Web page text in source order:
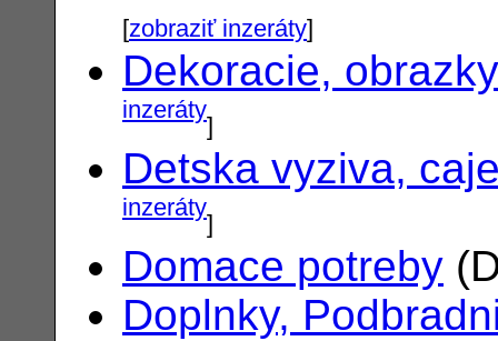
[zobraziť inzeráty]
Dekoracie, obrazky
inzeráty]
Detska vyziva,
inzeráty]
Domace potreby
Doplnky,